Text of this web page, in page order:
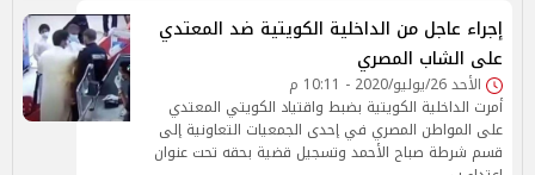
إجراء عاجل من الداخلية الكويتية ضد المعتدي
على الشاب المصري
الأحد 26/يوليو/2020 - 10:11 م
أمرت الداخلية الكويتية بضبط واقتياد الكويتي المعتدي
على المواطن المصري في إحدى الجمعيات التعاونية إلى
قسم شرطة صباح الأحمد وتسجيل قضية بحقه تحت عنوان